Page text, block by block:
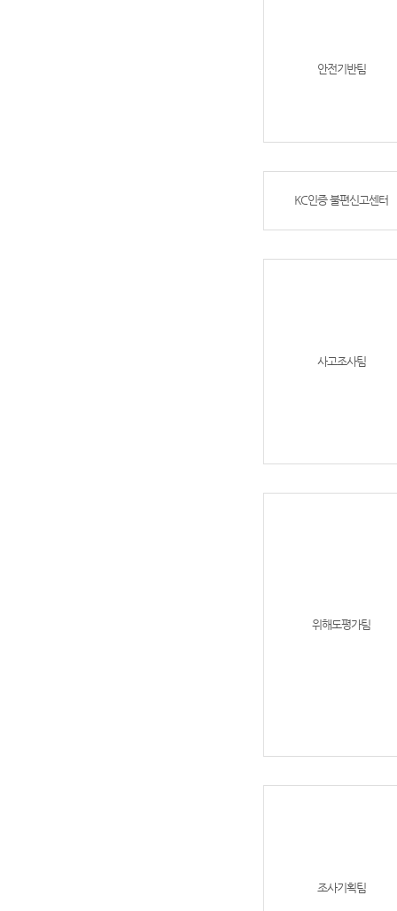
안전기반팀
KC인증 불편신고센터
사고조사팀
위해도평가팀
조사기획팀